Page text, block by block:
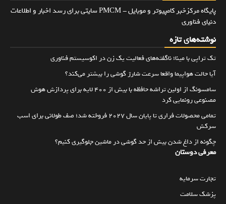
پایگاه مرکزخبر کامپیوتر و موبایل - PMCM سایتی برای رسد اخبار و اطلاعات
دنیای فناوری
نوشته‌های تازه
تک تراپی با مینا؛ ناگفته‌های فعالیت یک زن در اکوسیستم فناوری
آیا حالت هواپیما واقعا سرعت شارژ گوشی را بیشتر می‌کند؟
سامسونگ از اولین تراشه حافظه با بیش از ۴۰۰ لایه برای پردازش هوش
مصنوعی رونمایی کرد
تمامی محصولات فراری تا پایان سال ۲۰۲۷ فروخته شد؛ صف طولانی برای اسب
سرکش
چگونه از داغ شدن بیش از حد گوشی در ماشین جلوگیری کنیم؟
معرفی دوستان
تجارت سرمایه
پزشک سلامت